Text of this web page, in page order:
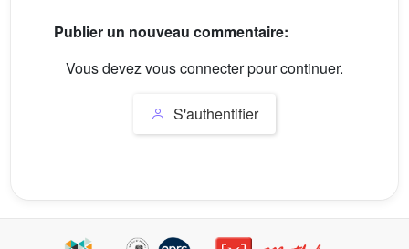
Publier un nouveau commentaire:
Vous devez vous connecter pour continuer.
S'authentifier